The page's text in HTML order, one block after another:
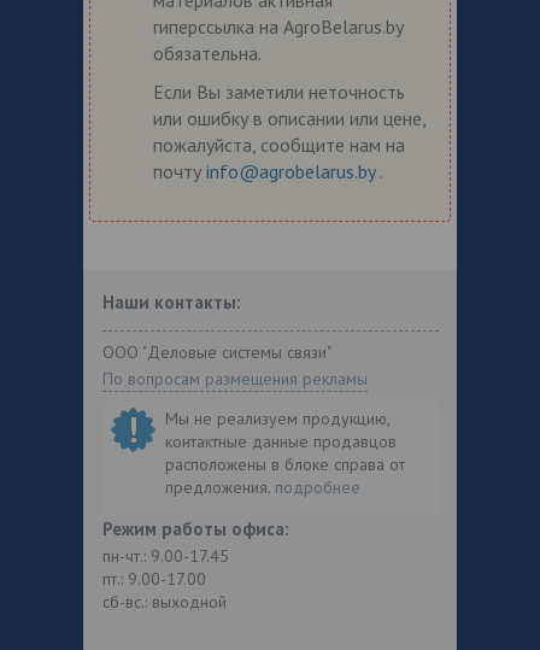
гиперссылка на AgroBelarus.by
обязательна.
Если Вы заметили неточность
или ошибку в описании или цене,
пожалуйста, сообщите нам на
почту info@agrobelarus.by .
Наши контакты:
ООО "Деловые системы связи"
По вопросам размещения рекламы
Мы не реализуем продукцию,
контактные данные продавцов
расположены в блоке справа от
предложения. подробнее
Режим работы офиса:
пн-чт.: 9.00-17.45
пт.: 9.00-17.00
сб-вс.: выходной